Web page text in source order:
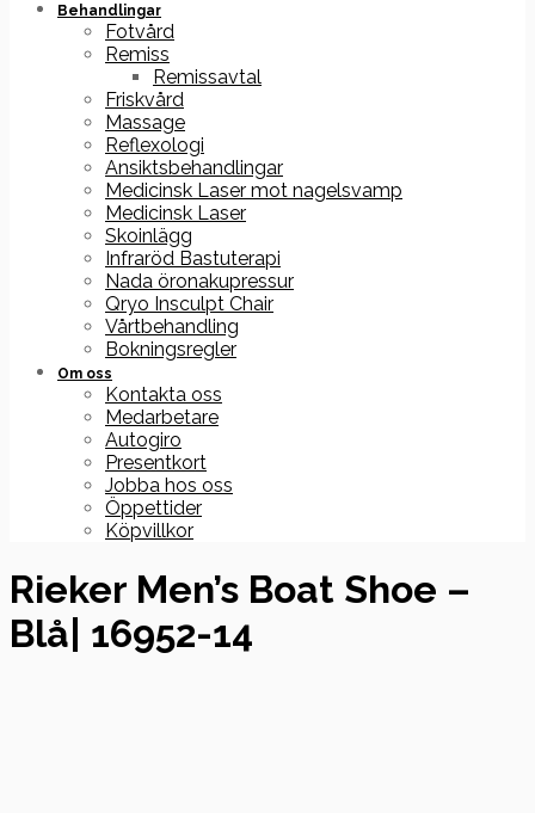
Behandlingar
Fotvård
Remiss
Remissavtal
Friskvård
Massage
Reflexologi
Ansiktsbehandlingar
Medicinsk Laser mot nagelsvamp
Medicinsk Laser
Skoinlägg
Infraröd Bastuterapi
Nada öronakupressur
Qryo Insculpt Chair
Vårtbehandling
Bokningsregler
Om oss
Kontakta oss
Medarbetare
Autogiro
Presentkort
Jobba hos oss
Öppettider
Köpvillkor
Rieker Men’s Boat Shoe –
Blå| 16952-14